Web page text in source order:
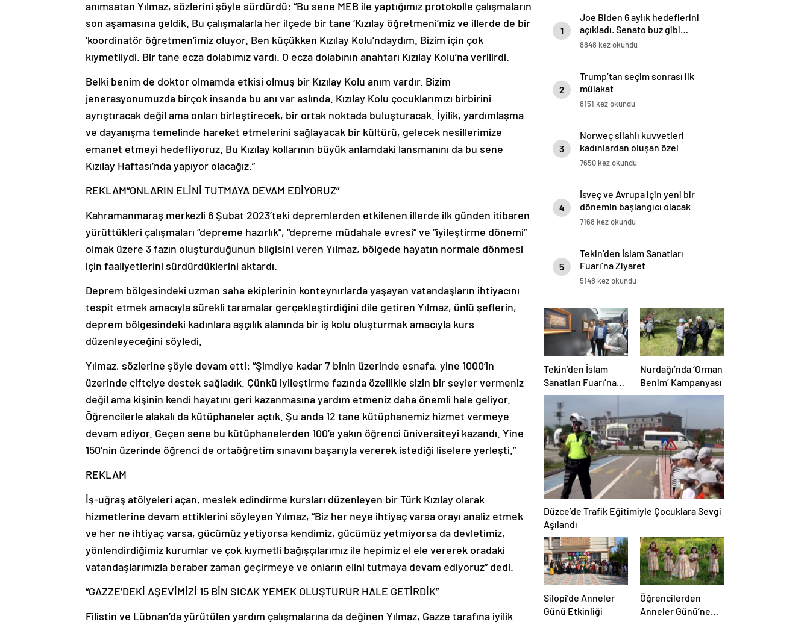
anımsatan Yılmaz, sözlerini şöyle sürdürdü: “Bu sene MEB ile yaptığımız protokolle çalışmaların
son aşamasına geldik. Bu çalışmalarla her ilçede bir tane ‘Kızılay öğretmeni’miz ve illerde de bir
‘koordinatör öğretmen’imiz oluyor. Ben küçükken Kızılay Kolu’ndaydım. Bizim için çok
kıymetliydi. Bir tane ecza dolabımız vardı. O ecza dolabının anahtarı Kızılay Kolu’na verilirdi.
Belki benim de doktor olmamda etkisi olmuş bir Kızılay Kolu anım vardır. Bizim
jenerasyonumuzda birçok insanda bu anı var aslında. Kızılay Kolu çocuklarımızı birbirini
ayrıştıracak değil ama onları birleştirecek, bir ortak noktada buluşturacak. İyilik, yardımlaşma
ve dayanışma temelinde hareket etmelerini sağlayacak bir kültürü, gelecek nesillerimize
emanet etmeyi hedefliyoruz. Bu Kızılay kollarının büyük anlamdaki lansmanını da bu sene
Kızılay Haftası’nda yapıyor olacağız.”
REKLAM“ONLARIN ELİNİ TUTMAYA DEVAM EDİYORUZ”
Kahramanmaraş merkezli 6 Şubat 2023’teki depremlerden etkilenen illerde ilk günden itibaren
yürüttükleri çalışmaları “depreme hazırlık”, “depreme müdahale evresi” ve “iyileştirme dönemi”
olmak üzere 3 fazın oluşturduğunun bilgisini veren Yılmaz, bölgede hayatın normale dönmesi
için faaliyetlerini sürdürdüklerini aktardı.
Deprem bölgesindeki uzman saha ekiplerinin konteynırlarda yaşayan vatandaşların ihtiyacını
tespit etmek amacıyla sürekli taramalar gerçekleştirdiğini dile getiren Yılmaz, ünlü şeflerin,
deprem bölgesindeki kadınlara aşçılık alanında bir iş kolu oluşturmak amacıyla kurs
düzenleyeceğini söyledi.
Yılmaz, sözlerine şöyle devam etti: “Şimdiye kadar 7 binin üzerinde esnafa, yine 1000’in
üzerinde çiftçiye destek sağladık. Çünkü iyileştirme fazında özellikle sizin bir şeyler vermeniz
değil ama kişinin kendi hayatını geri kazanmasına yardım etmeniz daha önemli hale geliyor.
Öğrencilerle alakalı da kütüphaneler açtık. Şu anda 12 tane kütüphanemiz hizmet vermeye
devam ediyor. Geçen sene bu kütüphanelerden 100’e yakın öğrenci üniversiteyi kazandı. Yine
150’nin üzerinde öğrenci de ortaöğretim sınavını başarıyla vererek istediği liselere yerleşti.”
REKLAM
İş-uğraş atölyeleri açan, meslek edindirme kursları düzenleyen bir Türk Kızılay olarak
hizmetlerine devam ettiklerini söyleyen Yılmaz, “Biz her neye ihtiyaç varsa orayı analiz etmek
ve her ne ihtiyaç varsa, gücümüz yetiyorsa kendimiz, gücümüz yetmiyorsa da devletimiz,
yönlendirdiğimiz kurumlar ve çok kıymetli bağışçılarımız ile hepimiz el ele vererek oradaki
vatandaşlarımızla beraber zaman geçirmeye ve onların elini tutmaya devam ediyoruz” dedi.
“GAZZE’DEKİ AŞEVİMİZİ 15 BİN SICAK YEMEK OLUŞTURUR HALE GETİRDİK”
Filistin ve Lübnan’da yürütülen yardım çalışmalarına da değinen Yılmaz, Gazze tarafına iyilik
1
Joe Biden 6 aylık hedeflerini
açıkladı. Senato buz gibi…
8848 kez okundu
2
Trump’tan seçim sonrası ilk
mülakat
8151 kez okundu
3
Norweç silahlı kuvvetleri
kadınlardan oluşan özel
kuvvetler eğitimlerini başlattı.
7650 kez okundu
4
İsveç ve Avrupa için yeni bir
dönemin başlangıcı olacak
kararlar.
7168 kez okundu
5
Tekin’den İslam Sanatları
Fuarı’na Ziyaret
5148 kez okundu
Tekin’den İslam
Sanatları Fuarı’na
Ziyaret
Nurdağı’nda ‘Orman
Benim’ Kampanyası
Düzce’de Trafik Eğitimiyle Çocuklara Sevgi
Aşılandı
Silopi’de Anneler
Günü Etkinliği
Öğrencilerden
Anneler Günü’ne